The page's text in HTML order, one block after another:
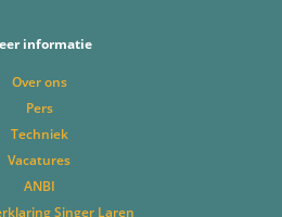
informatie
Over ons
Pers
Techniek
Vacatures
ANBI
Singer Laren